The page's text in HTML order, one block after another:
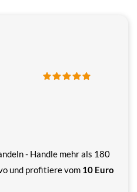
- Handle mehr als 180
und profitiere vom 10 Euro